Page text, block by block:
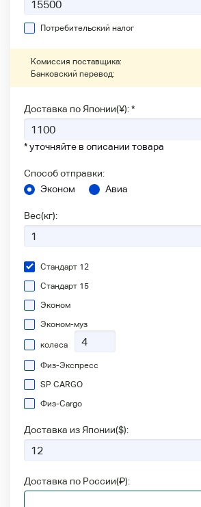
Потребительский налог
Комиссия поставщика:
Банковский перевод:
Доставка по Японии(¥): *
* уточняйте в описании товара
Способ отправки:
Эконом
Авиа
Вес(кг):
Стандарт 12
Стандарт 15
Эконом
Эконом-муз
колеса
Физ-Экспресс
SP CARGO
Физ-Сargo
Доставка из Японии($):
Доставка по России(₽):